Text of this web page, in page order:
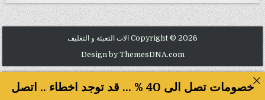
Copyright © 2026 الات التعبئة و التغليف
Design by ThemesDNA.com
خصومات تصل الى 40 % ... قد توجد اخطاء .. اتصل